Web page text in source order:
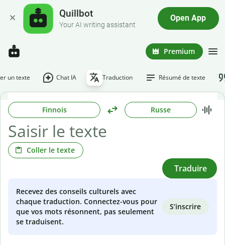
Quillbot
Your AI writing assistant
Open App
Premium
un texte Chat IA Traduction Résumé de texte
Finnois Russe
Coller le texte
Traduire
Recevez des conseils culturels avec
chaque traduction. Connectez-vous pour
que vos mots résonnent, pas seulement
se traduisent.
S’inscrire